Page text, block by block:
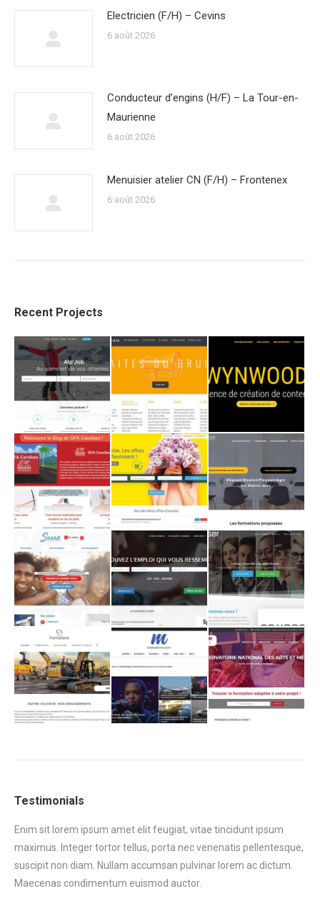
Electricien (F/H) – Cevins
6 août 2026
Conducteur d’engins (H/F) – La Tour-en-
Maurienne
6 août 2026
Menuisier atelier CN (F/H) – Frontenex
6 août 2026
Recent Projects
Testimonials
Enim sit lorem ipsum amet elit feugiat, vitae tincidunt ipsum
maximus. Integer tortor tellus, porta nec venenatis pellentesque,
suscipit non diam. Nullam accumsan pulvinar lorem ac dictum.
Maecenas condimentum euismod auctor.